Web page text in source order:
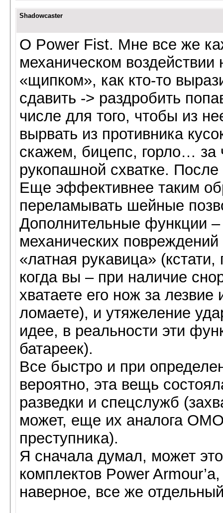
Shadowcaster
О Power Fist. Мне все же
механическом воздействии
«щипком», как кто-то
сдавить -> раздробить
числе для того, чтобы из
вырвать из противника
скажем, бицепс, горло… за
рукопашной схватке. После
Еще эффективнее таким
переламывать шейные
Дополнительные функции –
механических
«латная рукавица»
когда вы – при наличие
хватаете его нож за
ломаете), и утяжеление
идее, в реальности эти
батареек).
Все быстро и при
вероятно, эта вещь
разведки и спецслужб
может, еще их аналога
преступника).
Я сначала думал, может
комплектов Power
наверное, все же